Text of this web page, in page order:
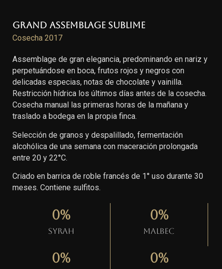
Grand Assemblage Sublime
Cosecha 2017
Assemblage de gran elegancia, predominando en nariz y
perpetuándose en boca, frutos rojos y negros con
delicadas especias, notas de chocolate y vainilla.
Restricción hídrica los últimos días antes de la cosecha.
Cosecha manual las primeras horas de la mañana y
traslado a bodega en la propia finca.
Selección de granos y despalillado, fermentación
alcohólica de una semana con maceración prolongada
entre 20 y 22°C.
Criado en barrica de roble francés de 1° uso durante 30
meses. Contiene sulfitos.
Syrah
0%
Malbec
0%
0% 0%